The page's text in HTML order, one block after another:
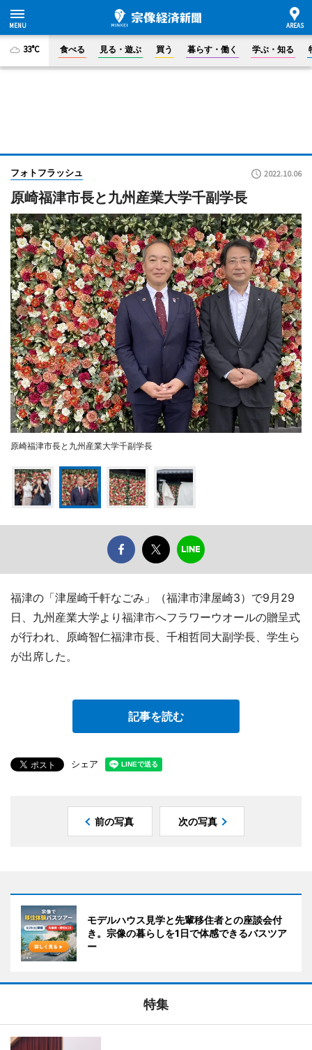
33°C 食べる 見る・遊ぶ 買う 暮らす・働く 学ぶ・知る
フォトフラッシュ 2022.10.06
原崎福津市長と九州産業大学千副学長
原崎福津市長と九州産業大学千副学長
福津の「津屋崎千軒なごみ」（福津市津屋崎3）で9月29
日、九州産業大学より福津市へフラワーウオールの贈呈式
が行われ、原崎智仁福津市長、千相哲同大副学長、学生ら
が出席した。
記事を読む
シェア
前の写真 次の写真
モデルハウス見学と先輩移住者との座談会付
き。宗像の暮らしを1日で体感できるバスツア
ー
特集